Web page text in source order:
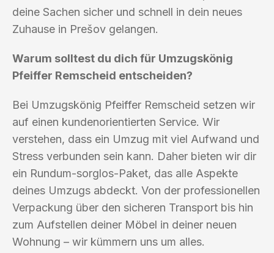
deine Sachen sicher und schnell in dein neues
Zuhause in Prešov gelangen.
Warum solltest du dich für Umzugskönig
Pfeiffer Remscheid entscheiden?
Bei Umzugskönig Pfeiffer Remscheid setzen wir
auf einen kundenorientierten Service. Wir
verstehen, dass ein Umzug mit viel Aufwand und
Stress verbunden sein kann. Daher bieten wir dir
ein Rundum-sorglos-Paket, das alle Aspekte
deines Umzugs abdeckt. Von der professionellen
Verpackung über den sicheren Transport bis hin
zum Aufstellen deiner Möbel in deiner neuen
Wohnung – wir kümmern uns um alles.